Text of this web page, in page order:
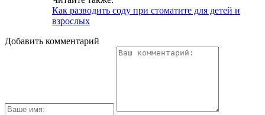
Как разводить соду при стоматите для детей и
взрослых
Добавить комментарий